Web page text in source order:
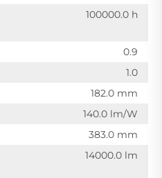
100000.0 h
0.9
1.0
182.0 mm
140.0 lm/W
383.0 mm
14000.0 lm